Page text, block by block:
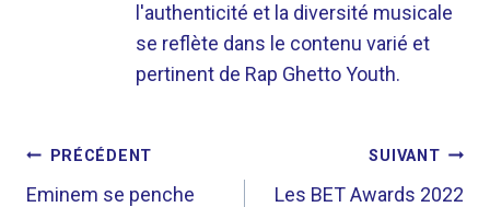
l'authenticité et la diversité musicale
se reflète dans le contenu varié et
pertinent de Rap Ghetto Youth.
NAVIGATION
PRÉCÉDENT
Eminem se penche
SUIVANT
Les BET Awards 2022